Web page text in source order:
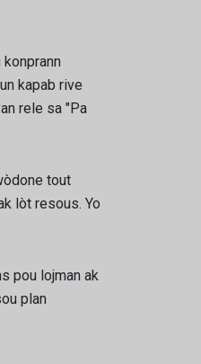
kapab rive
rele sa "Pa
tout
lòt resous. Yo
pou lojman ak
plan